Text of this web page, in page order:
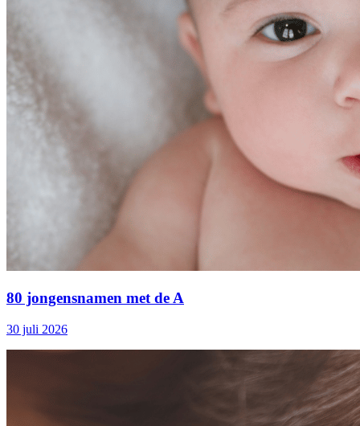
80 jongensnamen met de A
30 juli 2026